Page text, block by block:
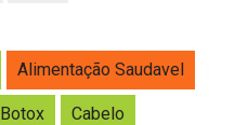
Alimentação Saudavel
Botox Cabelo